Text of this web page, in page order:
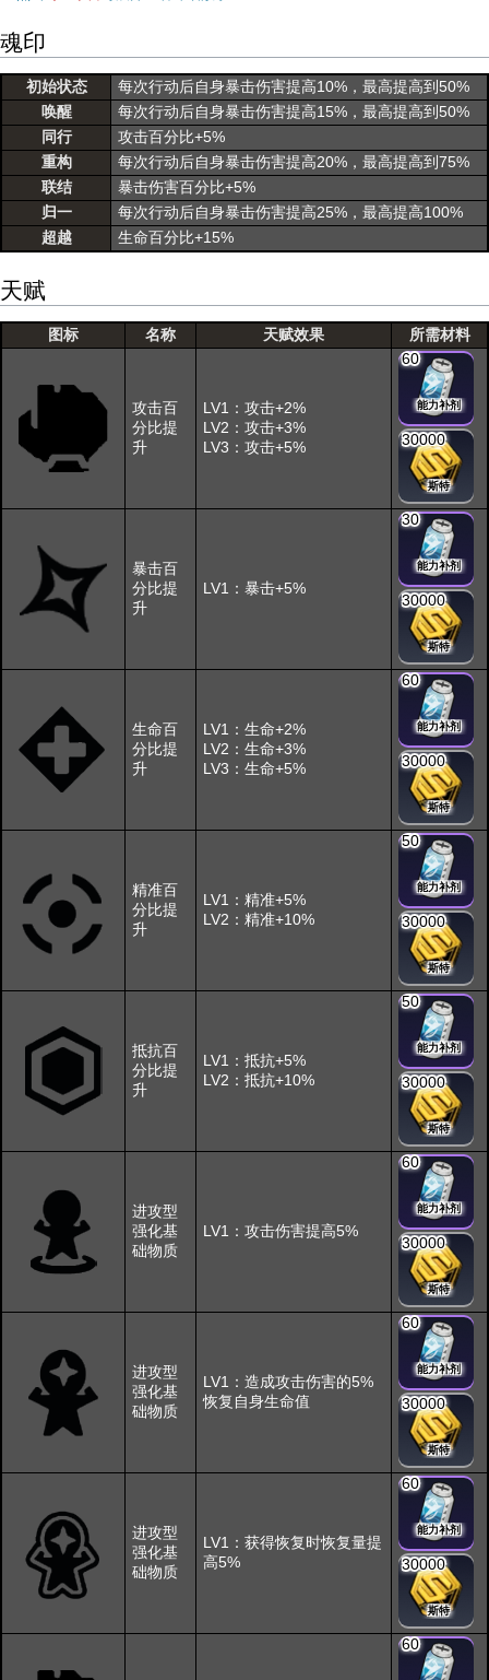
魂印
初始状态
每次行动后自身暴击伤害提高10%，最高提高到50%
唤醒
每次行动后自身暴击伤害提高15%，最高提高到50%
同行
攻击百分比+5%
重构
每次行动后自身暴击伤害提高20%，最高提高到75%
联结
暴击伤害百分比+5%
归一
每次行动后自身暴击伤害提高25%，最高提高100%
超越
生命百分比+15%
天赋
图标 名称 天赋效果 所需材料
攻击百
分比提
升
LV1：攻击+2%
LV2：攻击+3%
LV3：攻击+5%
60
能力补剂
30000
斯特
暴击百
分比提
升
LV1：暴击+5%
30
能力补剂
30000
斯特
生命百
分比提
升
LV1：生命+2%
LV2：生命+3%
LV3：生命+5%
60
能力补剂
30000
斯特
精准百
分比提
升
LV1：精准+5%
LV2：精准+10%
50
能力补剂
30000
斯特
抵抗百
分比提
升
LV1：抵抗+5%
LV2：抵抗+10%
50
能力补剂
30000
斯特
进攻型
强化基
础物质
LV1：攻击伤害提高5%
60
能力补剂
30000
斯特
进攻型
强化基
础物质
LV1：造成攻击伤害的5%
恢复自身生命值
60
能力补剂
30000
斯特
进攻型
强化基
础物质
LV1：获得恢复时恢复量提
高5%
60
能力补剂
30000
斯特
60